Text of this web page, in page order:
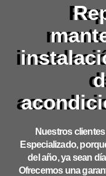
Nuestros
Especializado,
del año, ya sean
Ofrecemos una